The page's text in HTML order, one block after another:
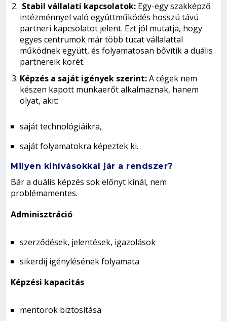
Stabil vállalati kapcsolatok: Egy-egy szakképző
intézménnyel való együttműködés hosszú távú
partneri kapcsolatot jelent. Ezt jól mutatja, hogy
egyes centrumok már több tucat vállalattal
működnek együtt, és folyamatosan bővítik a duális
partnereik körét.
Képzés a saját igények szerint:A cégek nem
készen kapott munkaerőt alkalmaznak, hanem
olyat, akit:
saját technológiáikra,
saját folyamatokra képeztek ki.
Milyen kihívásokkal jár a rendszer?
Bár a duális képzés sok előnyt kínál, nem
problémamentes.
Adminisztráció
szerződések, jelentések, igazolások
sikerdíj igénylésének folyamata
Képzési kapacitás
mentorok biztosítása